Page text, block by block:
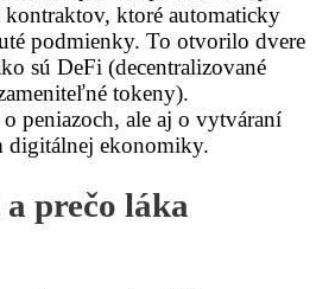
kontraktov, ktoré automaticky
podmienky. To otvorilo dvere
sú DeFi (decentralizované
tokeny).
peniazoch, ale aj o vytváraní
digitálnej ekonomiky.
prečo láka